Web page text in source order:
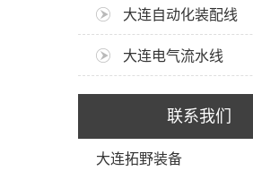
大连自动化装配线
大连电气流水线
联系我们
大连拓野装备